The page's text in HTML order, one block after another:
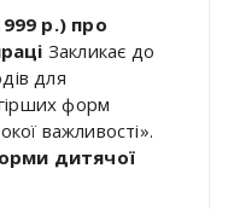
р.) про
Закликає до
для
форм
важливості».
дитячої